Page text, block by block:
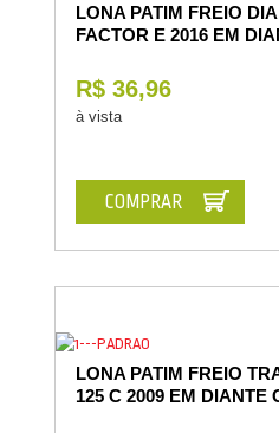
LONA PATIM FREIO
FACTOR E 2016 EM
R$ 36,96
à vista
COMPRAR
LONA PATIM FREIO
125 C 2009 EM DIANTE